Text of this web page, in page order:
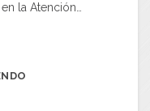
la Atención…